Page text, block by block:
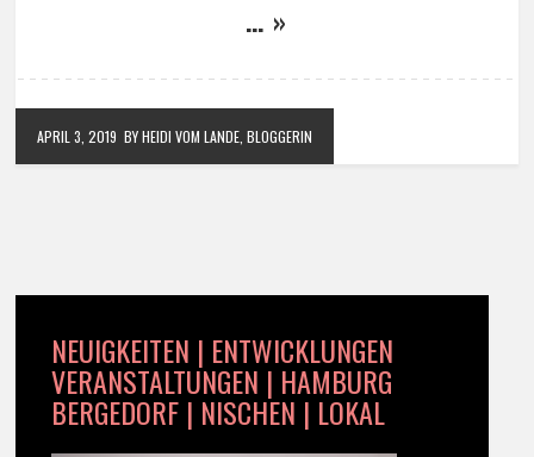
… »
APRIL 3, 2019 BY HEIDI VOM LANDE, BLOGGERIN
NEUIGKEITEN | ENTWICKLUNGEN
VERANSTALTUNGEN | HAMBURG
BERGEDORF | NISCHEN | LOKAL